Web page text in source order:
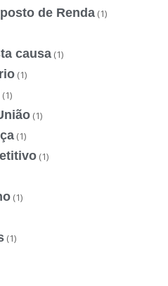
de Renda (1)
causa (1)
(1)
(1)
(1)
(1)
(1)
(1)
(1)